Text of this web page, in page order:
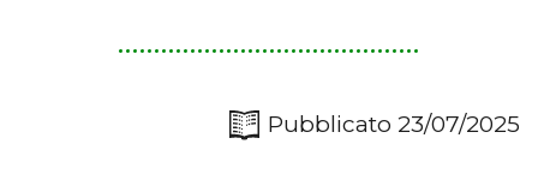
Pubblicato 23/07/2025